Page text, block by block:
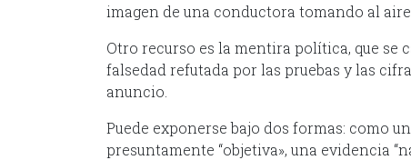
imagen de una conductora tomando al
Otro recurso es la mentira política, que se
falsedad refutada por las pruebas y las
anuncio.
Puede exponerse bajo dos formas: como
presuntamente “objetiva», una evidencia